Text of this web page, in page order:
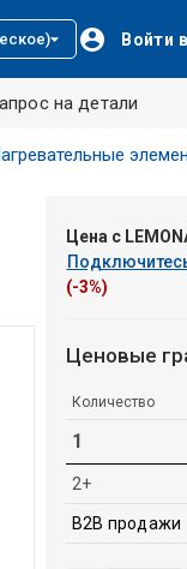
Войти
на детали
Цена с
(-3%)
Ценовые
Количество
1
2+
B2B продажи